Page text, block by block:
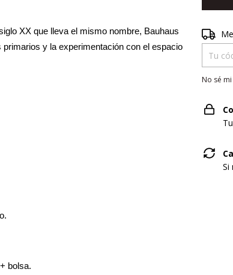
XX que lleva el mismo nombre, Bauhaus
y la experimentación con el espacio
bolsa.
No sé
Si